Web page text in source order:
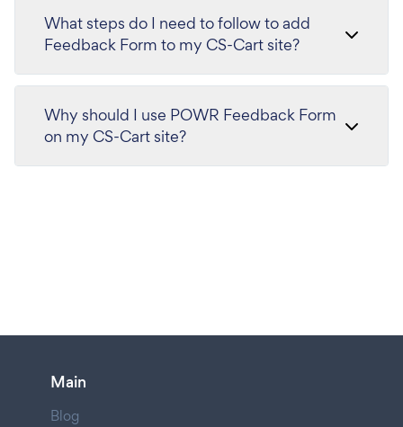
What steps do I need to follow to add
Feedback Form to my CS-Cart site?
Why should I use POWR Feedback Form
on my CS-Cart site?
Main
Blog